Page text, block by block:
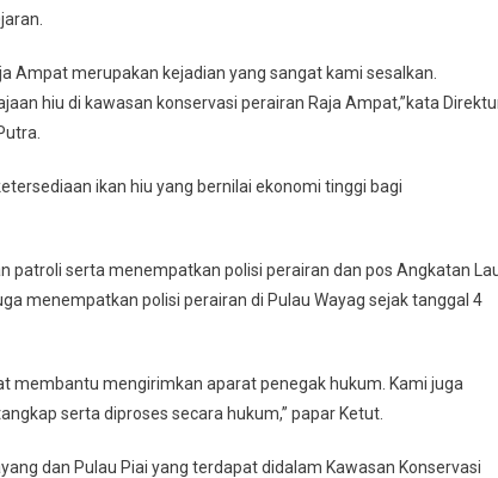
Ampat merupakan kejadian yang sangat kami sesalkan.
hiu di kawasan konservasi perairan Raja Ampat,”kata
ikan hiu yang bernilai ekonomi tinggi bagi
serta menempatkan polisi perairan dan pos Angkatan
menempatkan polisi perairan di Pulau Wayag sejak tanggal 4
membantu mengirimkan aparat penegak hukum. Kami juga
serta diproses secara hukum,” papar Ketut.
dan Pulau Piai yang terdapat didalam Kawasan Konservasi